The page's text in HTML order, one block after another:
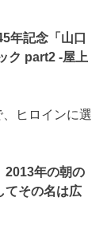
年記念「山口
ク part2 -屋上
ヒロインに選
2013年の朝の
てその名は広